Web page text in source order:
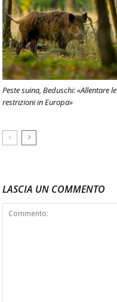
Peste suina, Beduschi: «Allentare le
restrizioni in Europa»
LASCIA UN COMMENTO